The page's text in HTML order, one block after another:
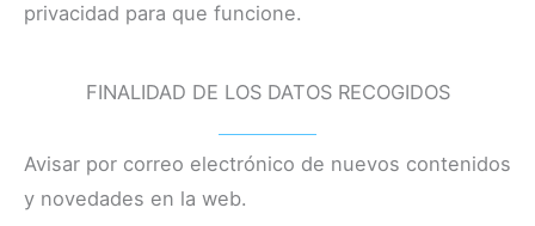
privacidad para que funcione.
FINALIDAD DE LOS DATOS RECOGIDOS
Avisar por correo electrónico de nuevos contenidos
y novedades en la web.